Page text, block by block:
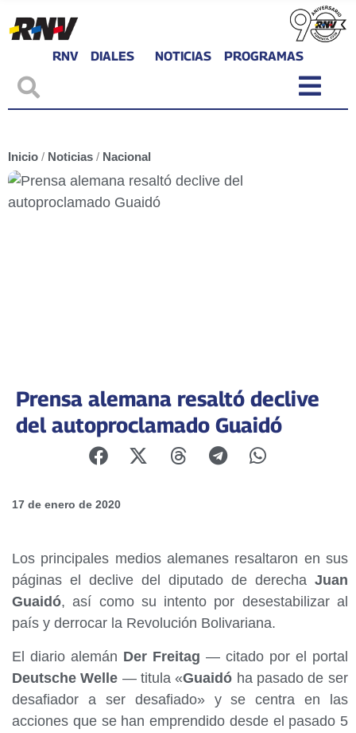
RNV DIALES NOTICIAS PROGRAMAS
Inicio / Noticias / Nacional
Prensa alemana resaltó declive
del autoproclamado Guaidó
17 de enero de 2020
Los principales medios alemanes resaltaron en sus
páginas el declive del diputado de derecha Juan
Guaidó, así como su intento por desestabilizar al
país y derrocar la Revolución Bolivariana.
El diario alemán Der Freitag — citado por el portal
Deutsche Welle — titula «Guaidó ha pasado de ser
desafiador a ser desafiado» y se centra en las
acciones que se han emprendido desde el pasado 5